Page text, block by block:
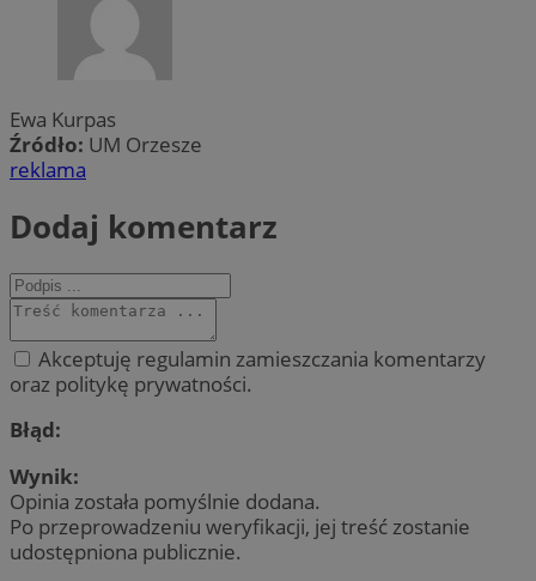
Ewa Kurpas
Źródło: UM Orzesze
reklama
Dodaj komentarz
Akceptuję regulamin zamieszczania komentarzy
oraz politykę prywatności.
Błąd:
Wynik:
Opinia została pomyślnie dodana.
Po przeprowadzeniu weryfikacji, jej treść zostanie
udostępniona publicznie.